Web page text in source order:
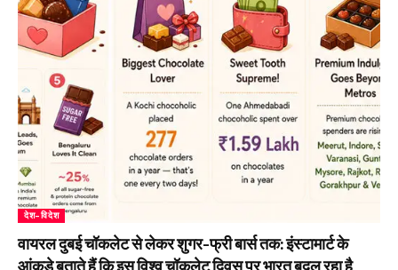
देश-विदेश
वायरल दुबई चॉकलेट से लेकर शुगर-फ्री बार्स तक: इंस्टामार्ट के